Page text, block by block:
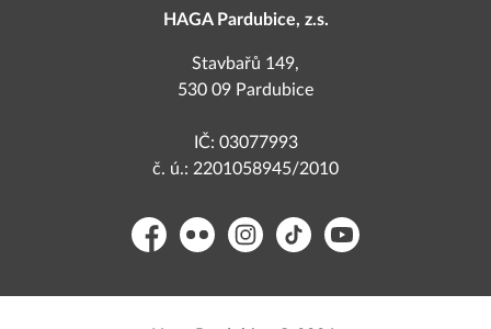
HAGA Pardubice, z.s.
Stavbařů 149,
530 09 Pardubice
IČ: 03077993
č. ú.: 2201058945/2010
FacebookFlickr Instagram
TikTok YouTube